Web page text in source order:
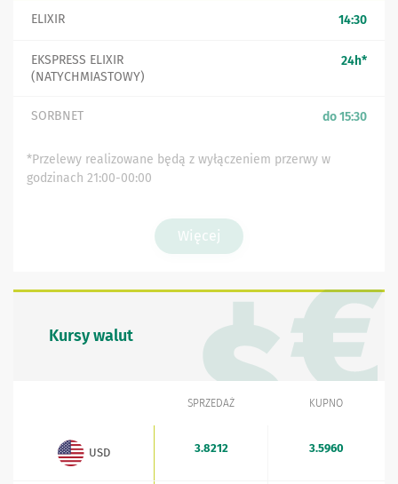
Kursy walut
SPRZEDAŻ KUPNO
USD 3.8212 3.5960
ELIXIR 14:30
EKSPRESS ELIXIR
(NATYCHMIASTOWY)
24h*,
SORBNET do 15:30
*Przelewy realizowane będą z wyłączeniem przerwy w
godzinach 21:00-00:00
Więcej